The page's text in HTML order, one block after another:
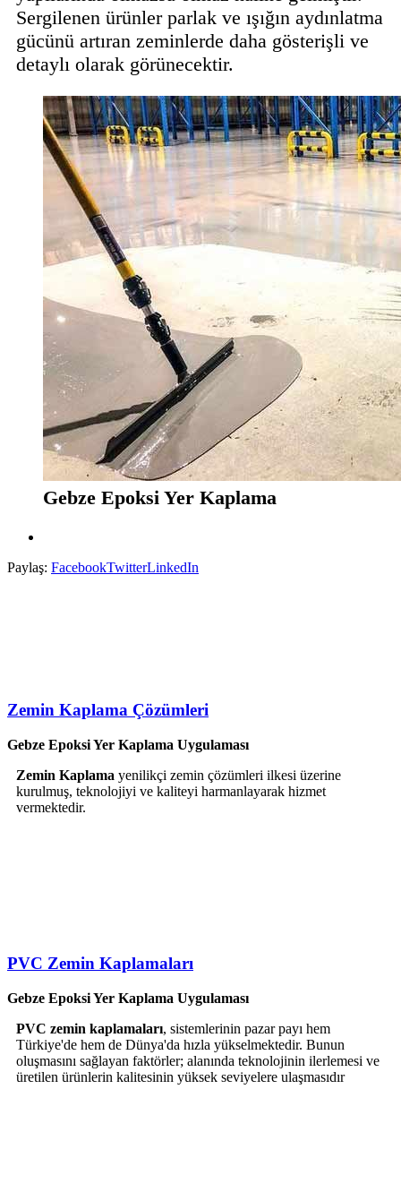
Sergilenen ürünler parlak ve ışığın aydınlatma
gücünü artıran zeminlerde daha gösterişli ve
detaylı olarak görünecektir.
Gebze Epoksi Yer Kaplama
Paylaş: FacebookTwitterLinkedIn
Zemin Kaplama Çözümleri
Gebze Epoksi Yer Kaplama Uygulaması
Zemin Kaplama yenilikçi zemin çözümleri ilkesi üzerine
kurulmuş, teknolojiyi ve kaliteyi harmanlayarak hizmet
vermektedir.
PVC Zemin Kaplamaları
Gebze Epoksi Yer Kaplama Uygulaması
PVC zemin kaplamaları, sistemlerinin pazar payı hem
Türkiye'de hem de Dünya'da hızla yükselmektedir. Bunun
oluşmasını sağlayan faktörler; alanında teknolojinin ilerlemesi ve
üretilen ürünlerin kalitesinin yüksek seviyelere ulaşmasıdır